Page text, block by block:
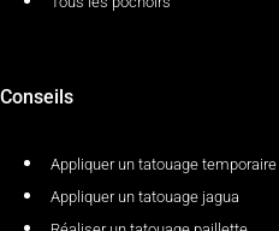
Conseils
Appliquer un tatouage temporaire
Appliquer un tatouage jagua